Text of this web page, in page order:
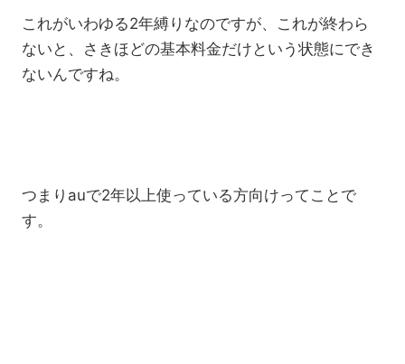
これがいわゆる2年縛りなのですが、これが終わら
ないと、さきほどの基本料金だけという状態にでき
ないんですね。
つまりauで2年以上使っている方向けってことで
す。